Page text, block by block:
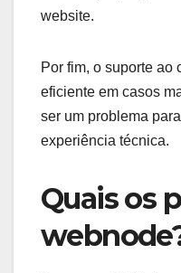
website.
Por fim, o suporte ao
eficiente em casos
ser um problema
experiência técnica.
Quais os